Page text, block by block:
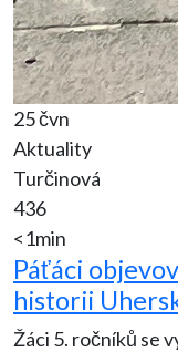
25 čvn
Aktuality
Turčinová
436
<1min
Páťáci
historii
Žáci 5. ročníků se